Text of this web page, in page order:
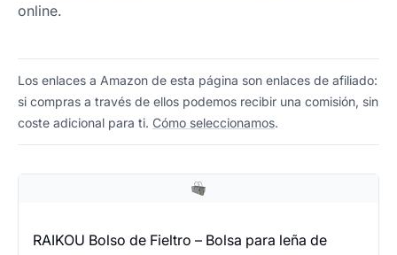
online.
Los enlaces a Amazon de esta página son enlaces de afiliado:
si compras a través de ellos podemos recibir una comisión, sin
coste adicional para ti. Cómo seleccionamos.
RAIKOU Bolso de Fieltro – Bolsa para leña de